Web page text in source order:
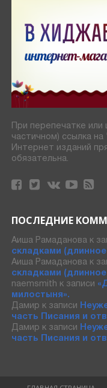
При перепечатке или
частичном) ссылка
Интернет изданий
обязательна.
ПОСЛЕДНИЕ
Аиша Рамадановак
складками
Аиша Рамадановак
складками
naemsmith к записи
милостыня».
Дамир к записи
часть Писания и
Дамир к записи
часть Писания и